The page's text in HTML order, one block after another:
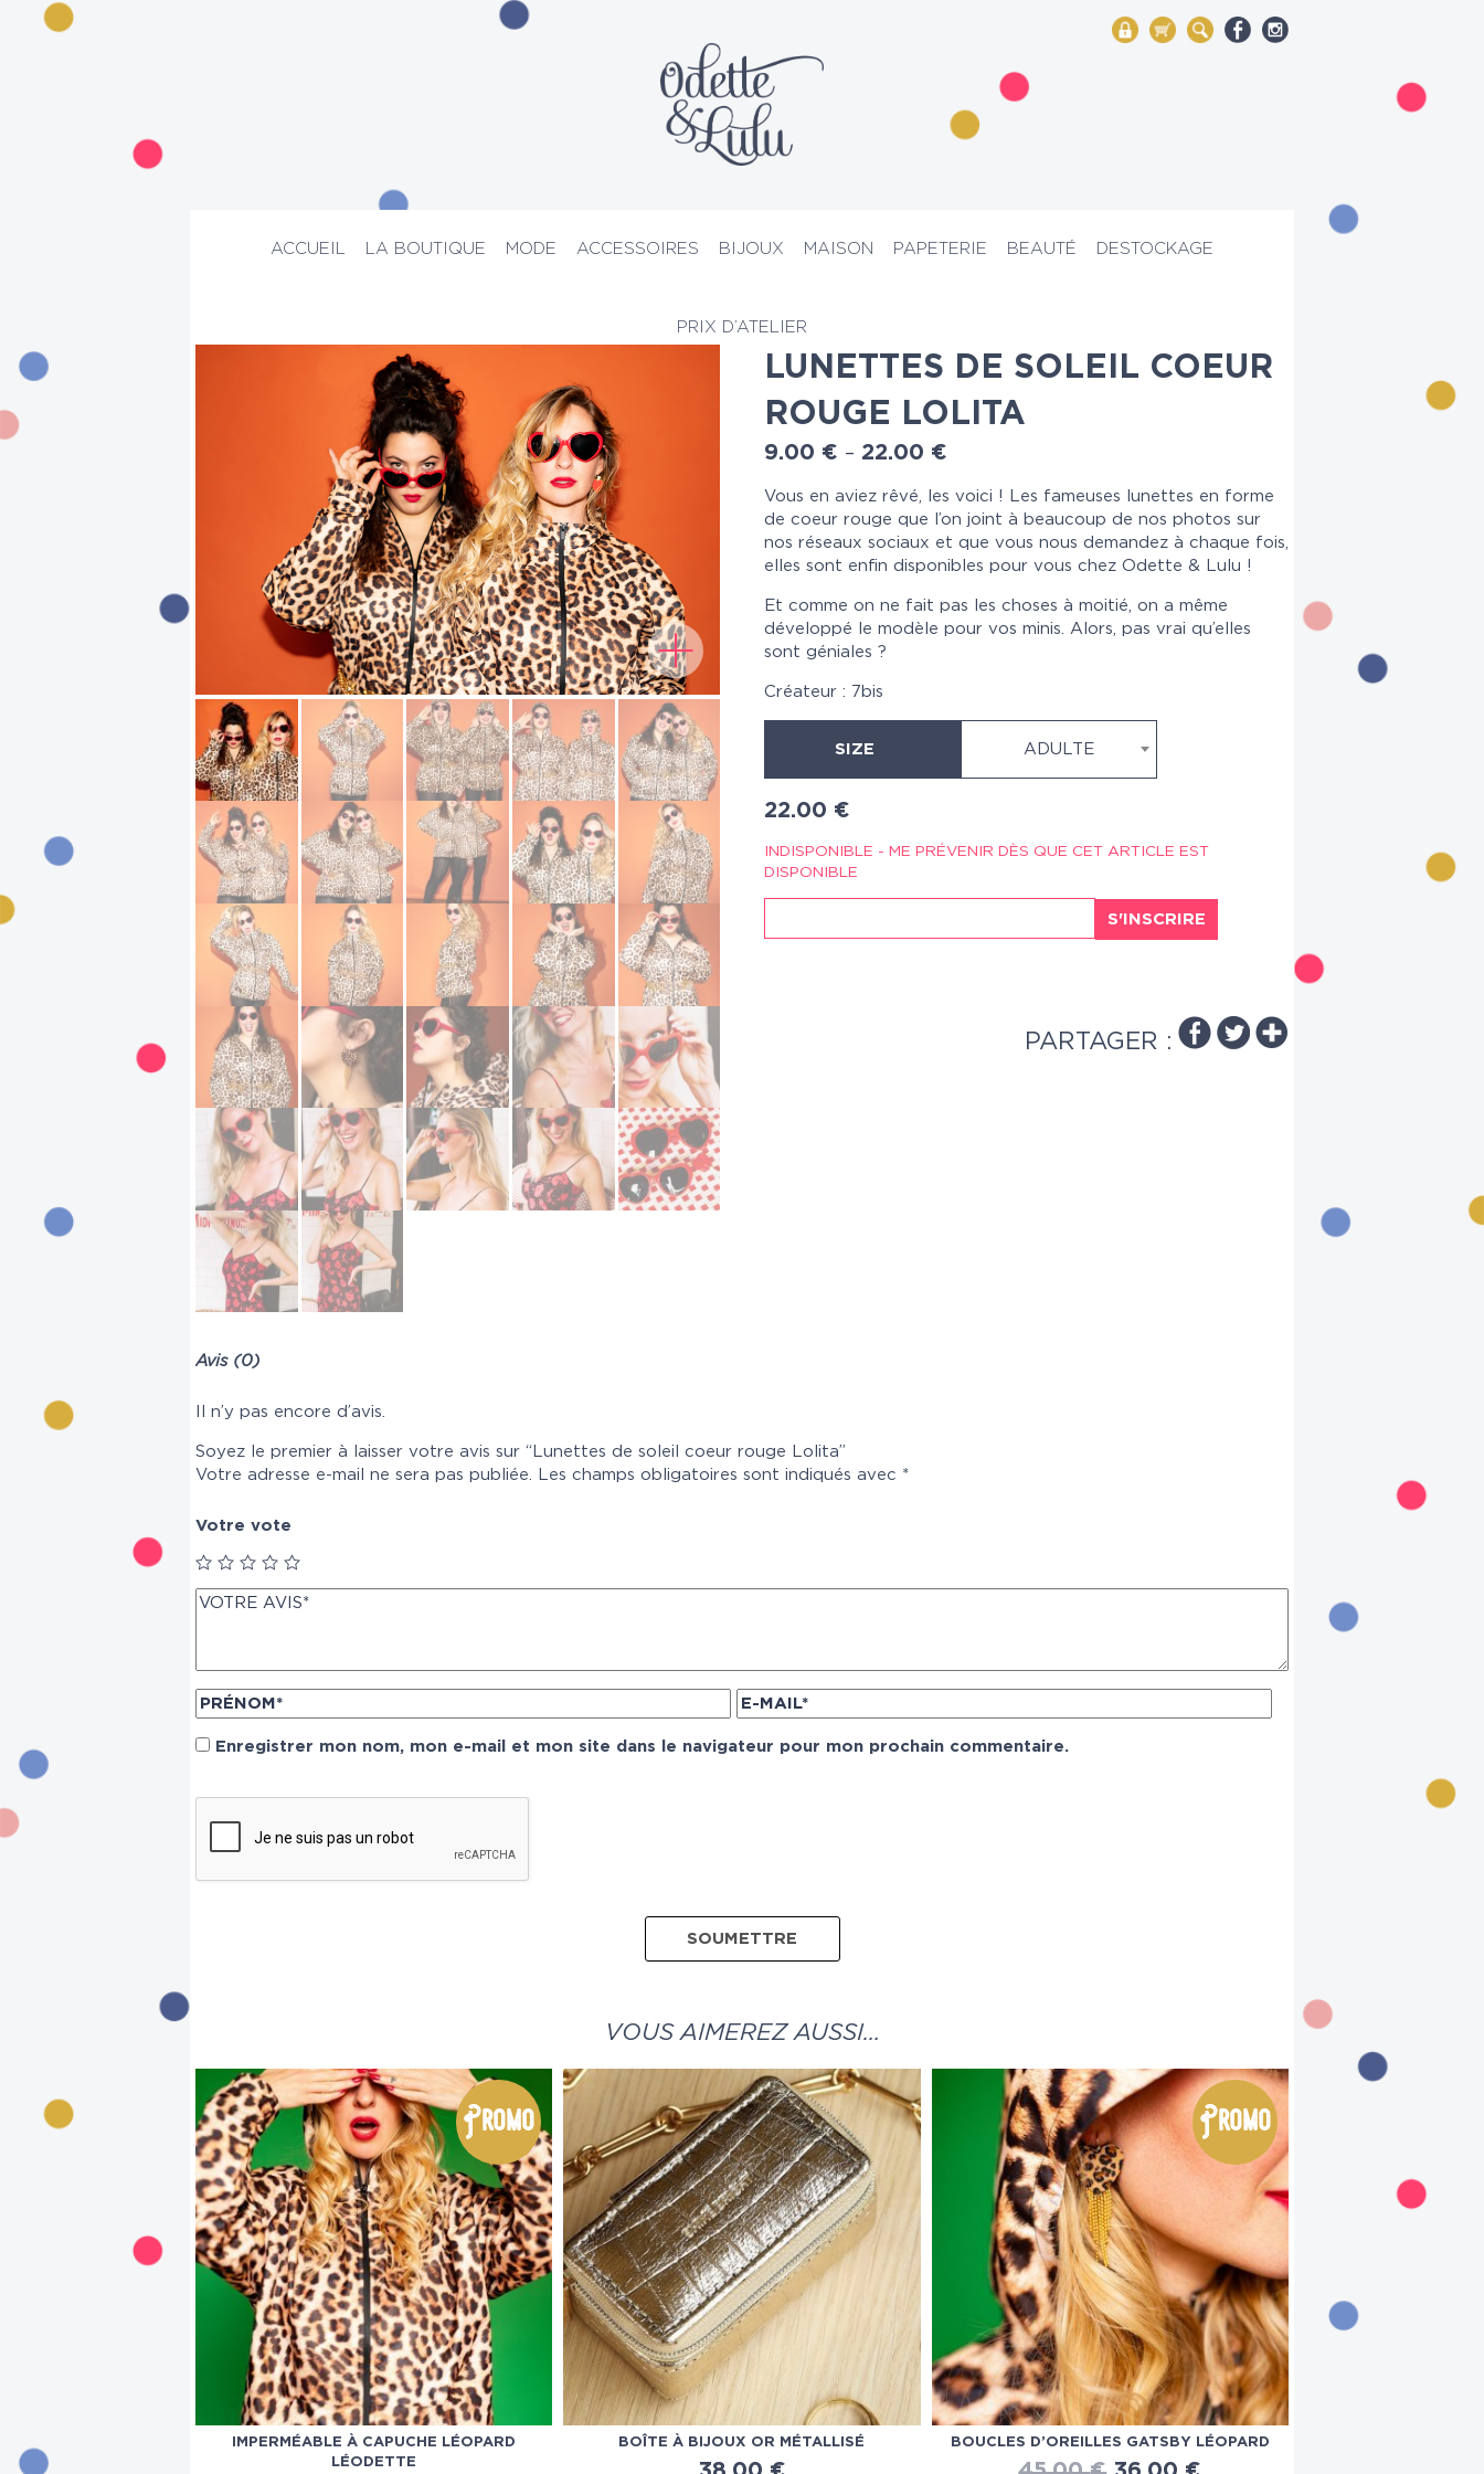
My Account
Mon panier
Rechercher
ACCUEIL LA BOUTIQUE MODE ACCESSOIRES BIJOUX MAISON PAPETERIE BEAUTÉ DESTOCKAGE
PRIX D’ATELIER
LUNETTES DE SOLEIL COEUR
ROUGE LOLITA
9.00 € – 22.00 €
Vous en aviez rêvé, les voici ! Les fameuses lunettes en forme
de coeur rouge que l’on joint à beaucoup de nos photos sur
nos réseaux sociaux et que vous nous demandez à chaque fois,
elles sont enfin disponibles pour vous chez Odette & Lulu !
Et comme on ne fait pas les choses à moitié, on a même
développé le modèle pour vos minis. Alors, pas vrai qu’elles
sont géniales ?
Créateur : 7bis
SIZE ADULTE
22.00 €
INDISPONIBLE - ME PRÉVENIR DÈS QUE CET ARTICLE EST
DISPONIBLE
S'INSCRIRE
PARTAGER :
Avis (0)
Il n’y pas encore d’avis.
Soyez le premier à laisser votre avis sur “Lunettes de soleil coeur rouge Lolita”
Votre adresse e-mail ne sera pas publiée.
Les champs obligatoires sont indiqués avec *
Votre vote
Enregistrer mon nom, mon e-mail et mon site dans le navigateur pour mon prochain commentaire.
VOUS AIMEREZ AUSSI…
Promo
IMPERMÉABLE À CAPUCHE LÉOPARD
LÉODETTE
BOÎTE À BIJOUX OR MÉTALLISÉ
Promo
BOUCLES D’OREILLES GATSBY LÉOPARD